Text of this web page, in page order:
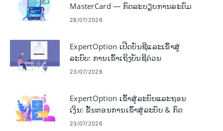
MasterCard — ກົດລະບຽບການລະດົມ
ທຶນບັດ
28/07/2026
ExpertOption ເປີດບັນຊີແລະເຂົ້າສູ່
ລະບົບ: ການເຂົ້າເຖິງບັນຊີດ່ວນ
23/07/2026
ExpertOption ເຂົ້າສູ່ລະບົບແລະຖອນ
ເງິນ: ຂັ້ນຕອນການເຂົ້າສູ່ລະບົບ & ກົດ
ລະບຽບການຈ່າຍເງິນ
23/07/2026